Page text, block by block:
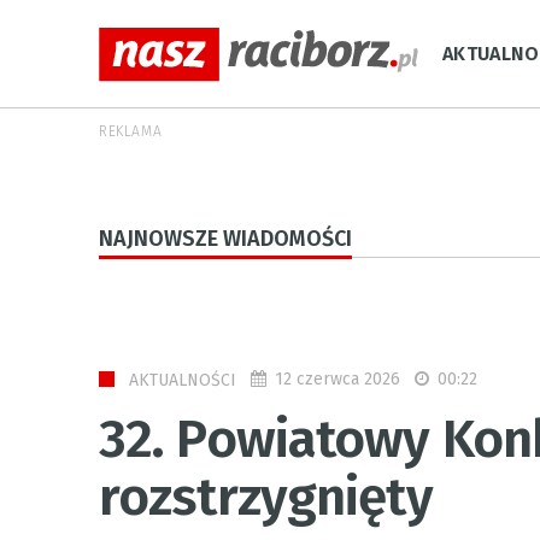
REKLAMA
NAJNOWSZE WIADOMOŚCI
AKTUALNOŚCI 12 czerwca 2026 00:22
32. Powiatowy
rozstrzygnięty